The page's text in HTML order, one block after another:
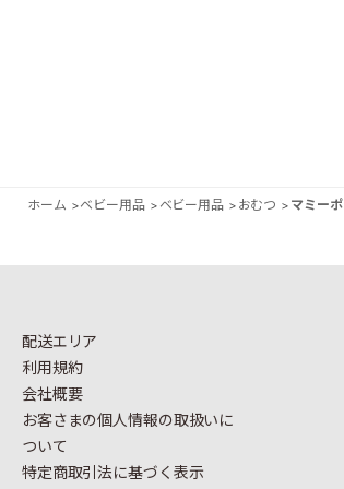
ホーム >ベビー用品 > ベビー用品 > おむつ > マミー
配送エリア
利用規約
会社概要
お客さまの個人情報の取扱いに
ついて
特定商取引法に基づく表示